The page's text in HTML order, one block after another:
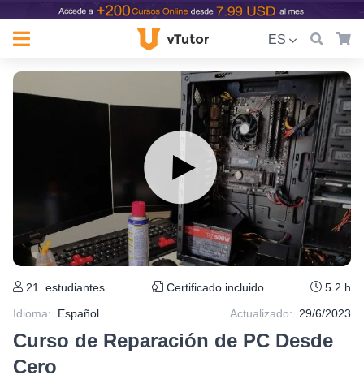
ES
21 estudiantes Certificado incluido
5.2 h
Idioma: Español Actualizado: 29/6/2023
Curso de Reparación de PC Desde
Cero